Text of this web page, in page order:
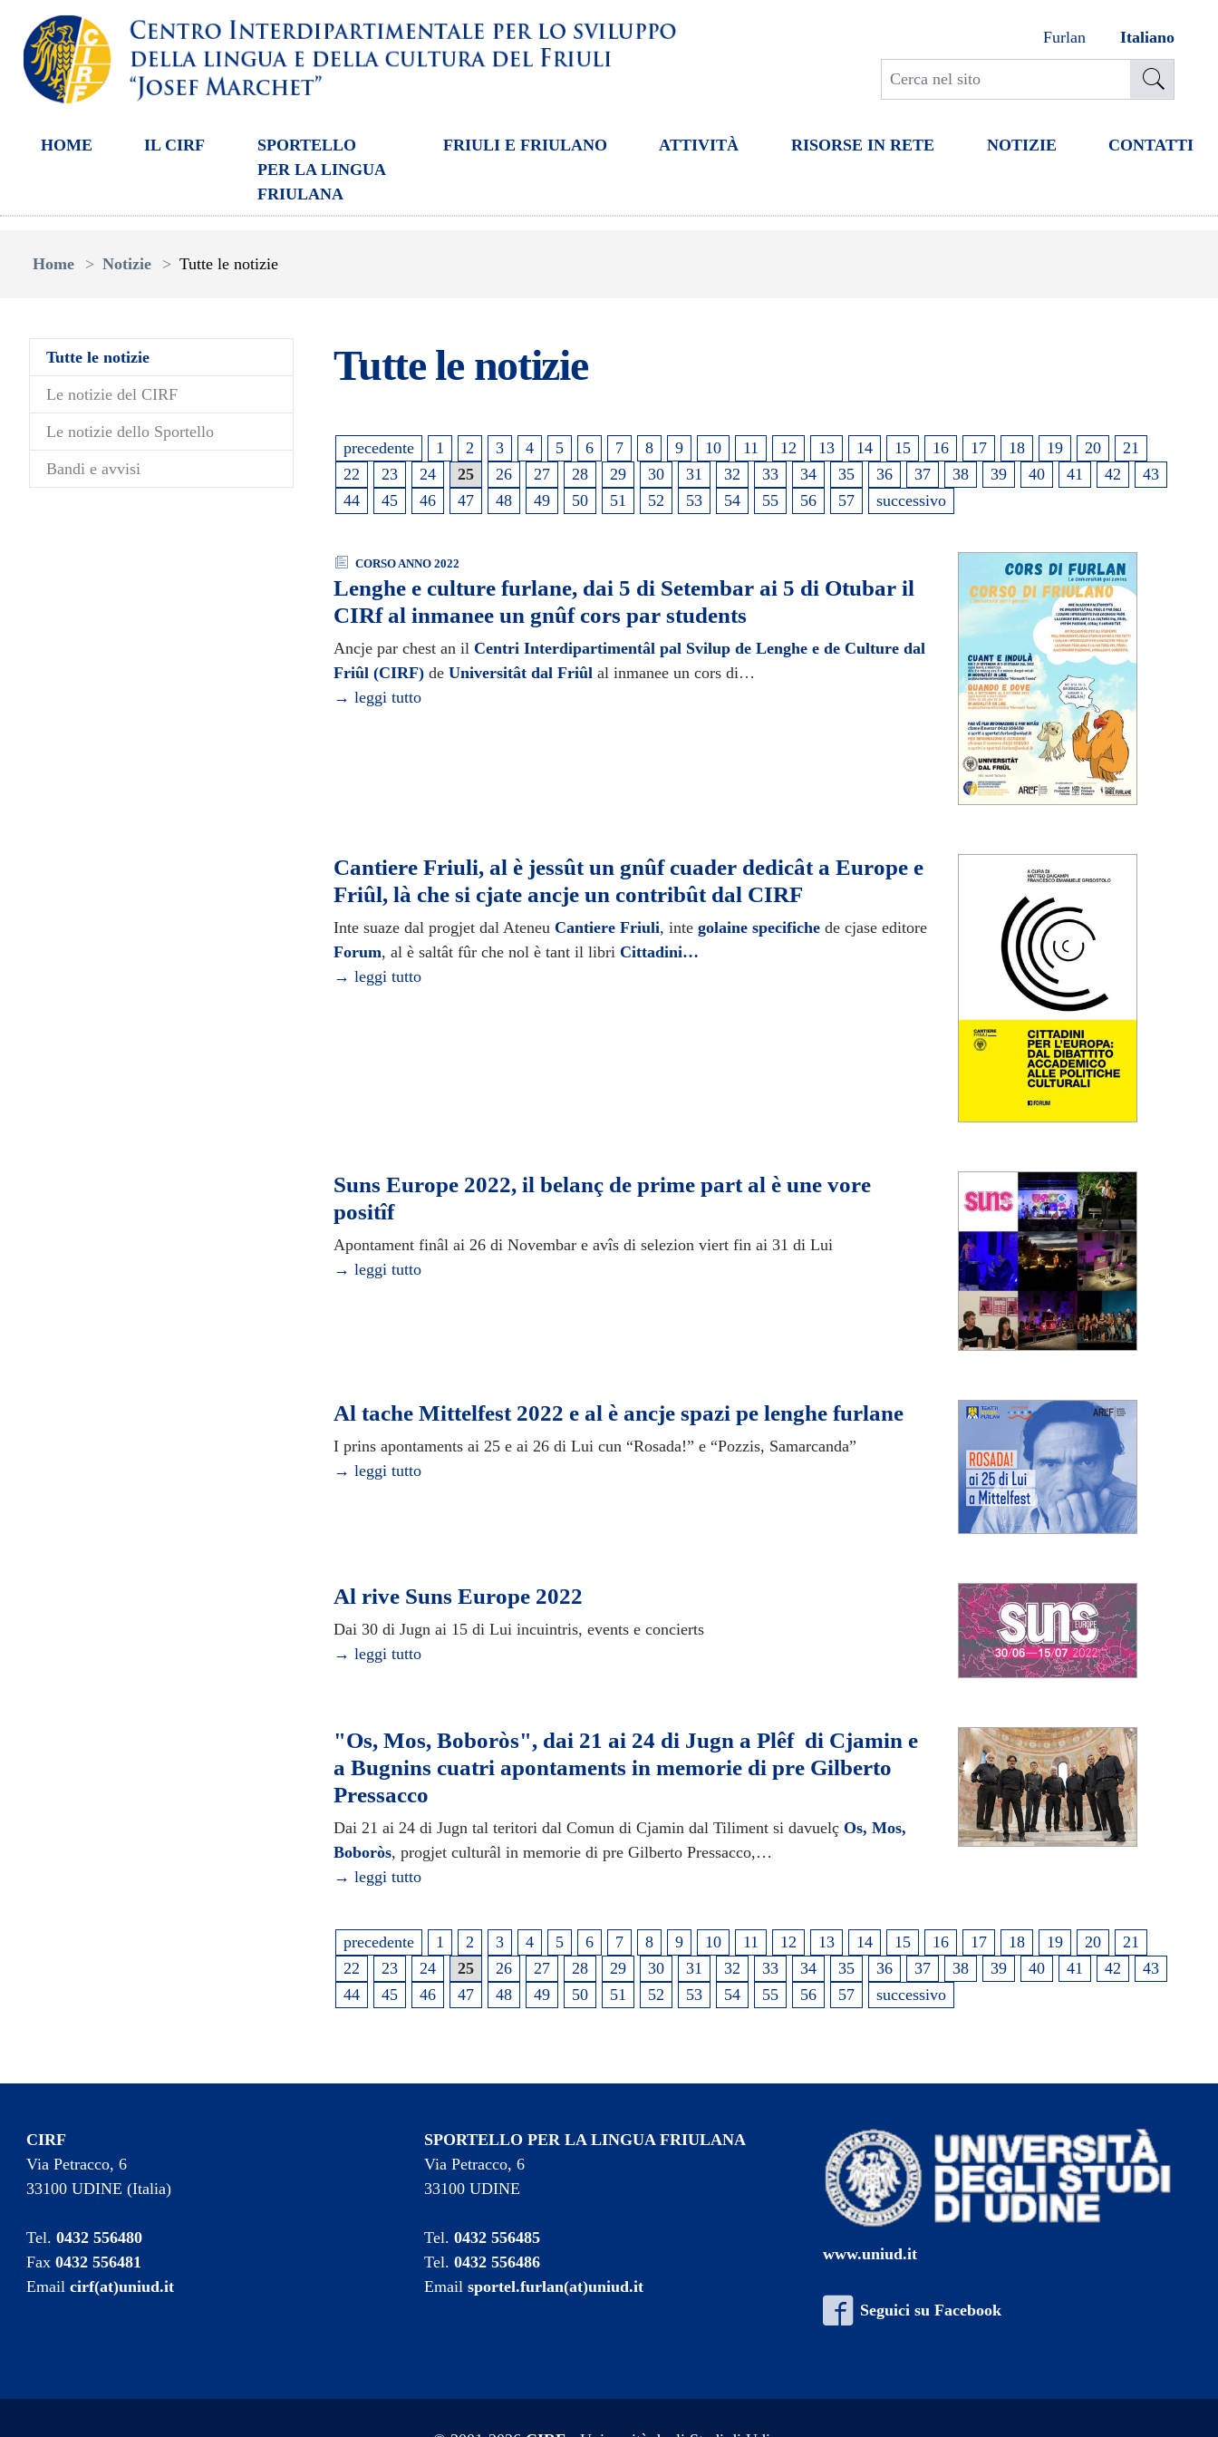
Furlan Italiano
HOME IL CIRF
SPORTELLO
PER LA LINGUA
FRIULANA
FRIULI E FRIULANO ATTIVITÀ RISORSE IN RETE NOTIZIE CONTATTI
Home
Notizie Tutte le notizie
Tutte le notizie(current)
Le notizie del CIRF
Le notizie dello Sportello
Bandi e avvisi
Tutte le notizie
precedente 1 2 3 4 5 6 7 8 9 10 11 12 13 14 15 16 17 18 19 20
21
22
23 24 25 26 27 28 29 30 31 32 33 34 35 36 37 38 39 40 41 42
43
44
45 46 47 48 49 50 51 52 53 54 55 56 57 successivo
CORSO ANNO 2022
Lenghe e culture furlane, dai 5 di Setembar ai 5 di Otubar il
CIRf al inmanee un gnûf cors par students
Ancje par chest an ilCentri Interdipartimentâl pal Svilup de Lenghe e de Culture dal
Friûl (CIRF) deUniversitât dal Friûl al inmanee un cors di…
→ leggi tutto
Cantiere Friuli, al è jessût un gnûf cuader dedicât a Europe e
Friûl, là che si cjate ancje un contribût dal CIRF
Inte suaze dal progjet dal AteneuCantiere Friuli, integolaine specifiche de cjase editore
Forum, al è saltât fûr che nol è tant il libriCittadini…
→ leggi tutto
Suns Europe 2022, il belanç de prime part al è une vore
positîf
Apontament finâl ai 26 di Novembar e avîs di selezion viert fin ai 31 di Lui
→ leggi tutto
Al tache Mittelfest 2022 e al è ancje spazi pe lenghe furlane
I prins apontaments ai 25 e ai 26 di Lui cun “Rosada!” e “Pozzis, Samarcanda”
→ leggi tutto
Al rive Suns Europe 2022
Dai 30 di Jugn ai 15 di Lui incuintris, events e concierts
→ leggi tutto
"Os, Mos, Boboròs", dai 21 ai 24 di Jugn a Plêf di Cjamin e
a Bugnins cuatri apontaments in memorie di pre Gilberto
Pressacco
Dai 21 ai 24 di Jugn tal teritori dal Comun di Cjamin dal Tiliment si davuelçOs, Mos,
Boboròs, progjet culturâl in memorie di pre Gilberto Pressacco,…
→ leggi tutto
precedente 1 2 3 4 5 6 7 8 9 10 11 12 13 14 15 16 17 18 19 20
21
22
23 24 25 26 27 28 29 30 31 32 33 34 35 36 37 38 39 40 41 42
43
44
45 46 47 48 49 50 51 52 53 54 55 56 57 successivo
CIRF
Via Petracco, 6
33100 UDINE (Italia)
Tel.0432 556480
Fax0432 556481
Emailcirf(at)uniud.it
SPORTELLO PER LA LINGUA FRIULANA
Via Petracco, 6
33100 UDINE
Tel.0432 556485
Tel.0432 556486
Emailsportel.furlan(at)uniud.it
www.uniud.it
Seguici su Facebook